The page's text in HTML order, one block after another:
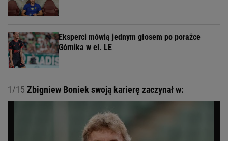
Eksperci mówią jednym głosem po porażce
Górnika w el. LE
1/15 Zbigniew Boniek swoją karierę zaczynał w: